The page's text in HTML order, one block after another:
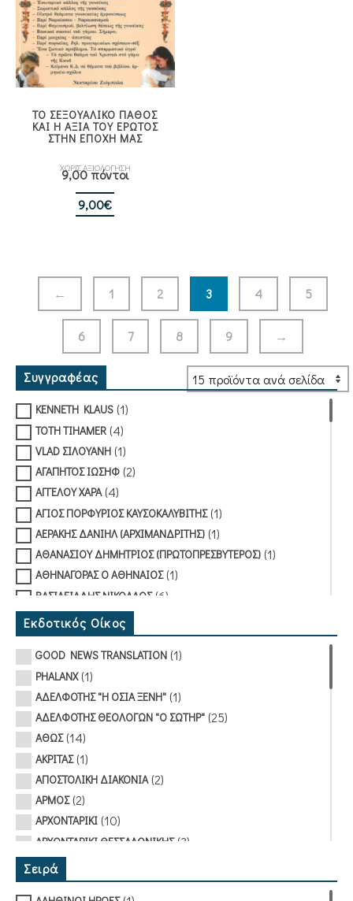
ΤΟ ΣΕΞΟΥΑΛΙΚΟ ΠΑΘΟΣ
ΚΑΙ Η ΑΞΙΑ ΤΟΥ ΕΡΩΤΟΣ
ΣΤΗΝ ΕΠΟΧΗ ΜΑΣ
ΧΩΡΙΣ ΑΞΙΟΛΟΓΗΣΗ
9,00 πόντοι
9,00€
← 1 2 3 4 5
6 7 8 9 →
Συγγραφέας
KENNETH KLAUS (1)
TOTH TIHAMER (4)
VLAD ΣΙΛΟΥΑΝΗ (1)
ΑΓΑΠΗΤΟΣ ΙΩΣΗΦ (2)
ΑΓΓΕΛΟΥ ΧΑΡΑ(4)
ΑΓΙΟΣ ΠΟΡΦΥΡΙΟΣ ΚΑΥΣΟΚΑΛΥΒΙΤΗΣ(1)
ΑΕΡΑΚΗΣ ΔΑΝΙΗΛ (ΑΡΧΙΜΑΝΔΡΙΤΗΣ) (1)
ΑΘΑΝΑΣΙΟΥ ΔΗΜΗΤΡΙΟΣ (ΠΡΩΤΟΠΡΕΣΒΥΤΕΡΟΣ) (1)
ΑΘΗΝΑΓΟΡΑΣ Ο ΑΘΗΝΑΙΟΣ(1)
ΒΑΣΙΛΕΙΑΔΗΣ ΝΙΚΟΛΑΟΣ(6)
ΒΙΓΓΟΠΟΥΛΟΥ ΜΥΡΣΙΝΗ
ΒΛΑΣΤΑΡΑΚΟΥ-ΜΕΤΑΞΑ ΤΙΝΑ(1)
ΓΑΛΑΝΟΠΟΥΛΟΥ ΛΗΔΑ(1)
ΓΚΙΟΥΡΤΖΙΑΝ ΜΑΡΙΑ
ΓΟΥΝΑΡΗ ΑΙΚΑΤΕΡΙΝΗ(1)
ΓΟΥΝΑΡΗ ΕΛΠΙΣ(1)
ΔΑΝΙΑΣ ΓΙΩΡΓΟΣ
ΔΕΔΟΥΣΗ ΑΣΗΜΙΝΑ
ΔΕΛΕΧΑ ΑΓΓΕΛΙΚΗ(1)
ΔΕΛΤΑ ΠΗΝΕΛΟΠΗ
ΔΙΑΜΑΝΤΟΠΟΥΛΟΣ ΛΕΩΝΙΔΑΣ (ΑΡΧΙΜΑΝΔΡΙΤΗΣ)
ΔΙΑΦΟΡΟΙ(1)
ΔΟΜΟΥΧΤΣΗΣ ΜΑΡΙΟΣ
ΔΟΡΜΠΑΡΑΚΗΣ ΣΤΕΦΑΝΟΣ(1)
Εκδοτικός Οίκος
GOOD NEWS TRANSLATION (1)
PHALANX(1)
ΑΔΕΛΦΟΤΗΣ "Η ΟΣΙΑ ΞΕΝΗ" (1)
ΑΔΕΛΦΟΤΗΣ ΘΕΟΛΟΓΩΝ "Ο ΣΩΤΗΡ" (25)
ΑΘΩΣ(14)
ΑΚΡΙΤΑΣ(1)
ΑΠΟΣΤΟΛΙΚΗ ΔΙΑΚΟΝΙΑ(2)
ΑΡΜΟΣ(2)
ΑΡΧΟΝΤΑΡΙΚΙ (10)
ΑΡΧΟΝΤΑΡΙΚΙ ΘΕΣΣΑΛΟΝΙΚΗΣ(3)
ΕΑΡ(20)
ΕΚΔΟΣΕΙΣ ΚΑΣΤΡΟ(1)
Σειρά